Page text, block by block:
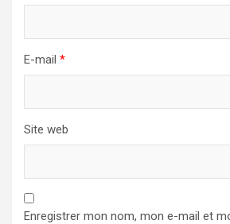
E-mail *
Site web
Enregistrer mon nom, mon e-mail et